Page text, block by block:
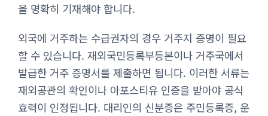
을 명확히 기재해야 합니다.
외국에 거주하는 수급권자의 경우 거주지 증명이 필요
할 수 있습니다. 재외국민등록부등본이나 거주국에서
발급한 거주 증명서를 제출하면 됩니다. 이러한 서류는
재외공관의 확인이나 아포스티유 인증을 받아야 공식
효력이 인정됩니다. 대리인의 신분증은 주민등록증, 운